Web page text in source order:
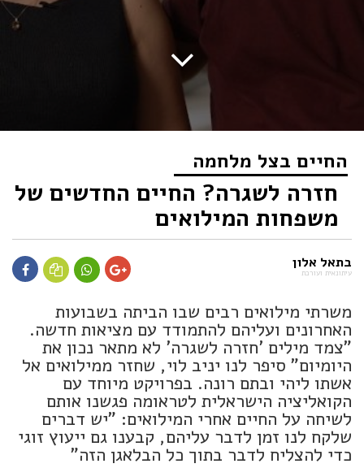
החיים בצל מלחמה
חזרה לשגרה? החיים החדשים של
משפחות המילואים
בתאל אלון
עיתונאית ועורכת
משרתי מילואים רבים שבו הביתה בשבועות
האחרונים ועליהם להתמודד עם מציאות חדשה.
"צמד מילים 'חזרה לשגרה' לא מתאר נכון את
היומיום" סיפר לנו יניב לוי, שחזר ממילואים אל
אשתו ליהי ובתם רונה. בפרויקט מיוחד עם
הקואליציה הישראלית לטראומה פגשנו אותם
לשיחה על החיים אחרי המילואים: "יש דברים
שלקח לנו זמן לדבר עליהם, קבענו גם ייעוץ זוגי
כדי להצליח לדבר בתוך כל הבלאגן הזה"